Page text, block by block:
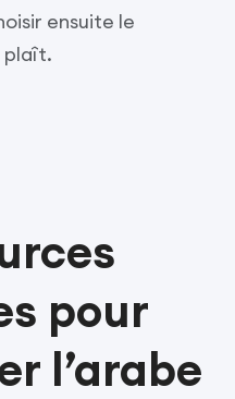
ensuite le
plaît.
pour
l’arabe